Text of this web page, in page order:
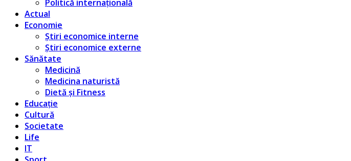
Politică internațională
Actual
Economie
Știri economice interne
Știri economice externe
Sănătate
Medicină
Medicina naturistă
Dietă și Fitness
Educație
Cultură
Societate
Life
IT